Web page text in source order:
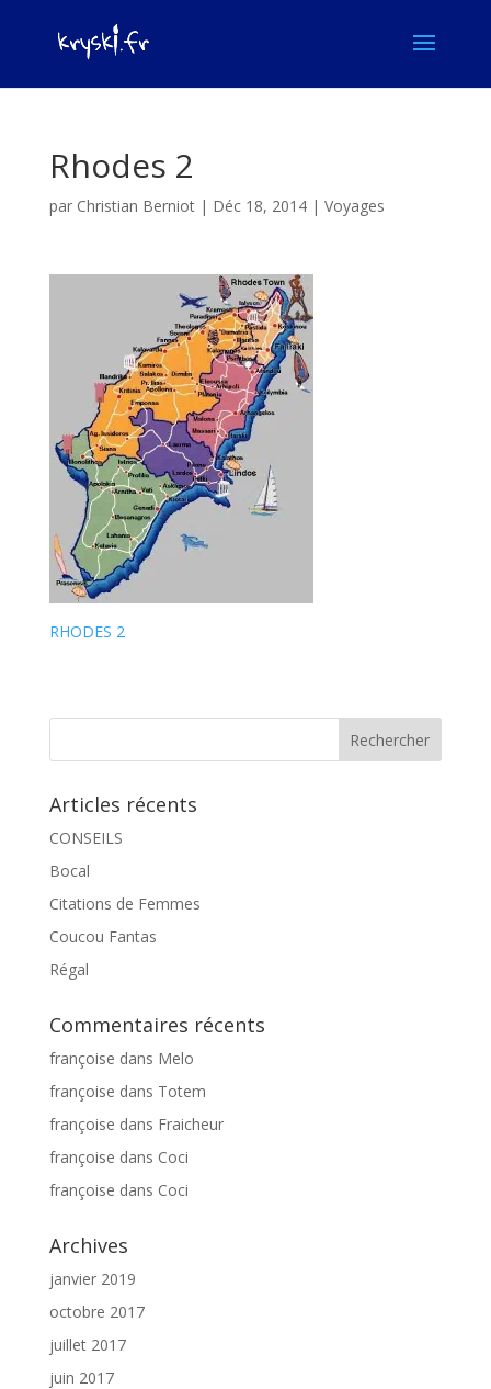
Rhodes 2
par Christian Berniot| Déc 18, 2014| Voyages
RHODES 2
Articles récents
CONSEILS
Bocal
Citations de Femmes
Coucou Fantas
Régal
Commentaires récents
françoise dans Melo
françoise dans Totem
françoise dans Fraicheur
françoise dans Coci
françoise dans Coci
Archives
janvier 2019
octobre 2017
juillet 2017
juin 2017